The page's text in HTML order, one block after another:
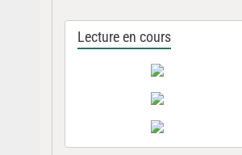
Lecture en cours